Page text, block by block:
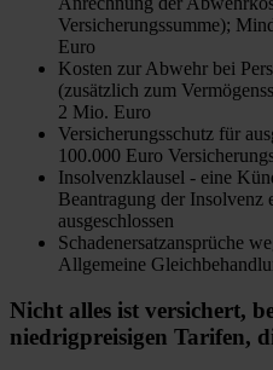
Versicherungssumme);
Euro
Kosten zur Abwehr bei
(zusätzlich zum
2 Mio. Euro
Versicherungsschutz für
100.000 Euro
Insolvenzklausel - eine
Beantragung der Insolvenz
ausgeschlossen
Schadenersatzansprüche
Allgemeine
Nicht alles ist versichert,
niedrigpreisigen Tarifen,